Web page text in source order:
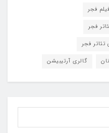
فجر
فجر
فجر
گالری آرتیبیشن